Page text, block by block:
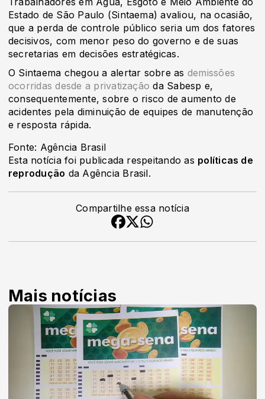
Estado de São Paulo (Sintaema) avaliou, na ocasião,
que a perda de controle público seria um dos fatores
decisivos, com menor peso do governo e de suas
secretarias em decisões estratégicas.
O Sintaema chegou a alertar sobre as demissões
ocorridas desde a privatização da Sabesp e,
consequentemente, sobre o risco de aumento de
acidentes pela diminuição de equipes de manutenção
e resposta rápida.
Fonte: Agência Brasil
Esta notícia foi publicada respeitando as políticas de
reprodução da Agência Brasil.
Compartilhe essa notícia
Mais notícias